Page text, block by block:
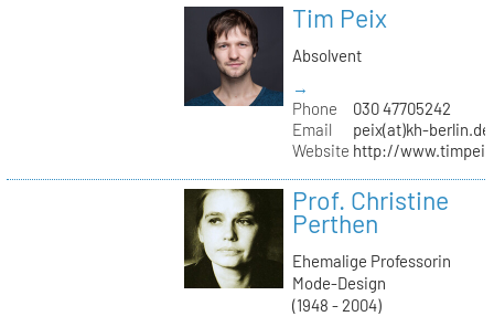
Tim Peix
Absolvent
→
Phone
030 47705242
Email
peix(at)kh-berlin.de
Website http://
Prof. Christine
Perthen
Ehemalige Professorin
Mode-Design
(1948 - 2004)